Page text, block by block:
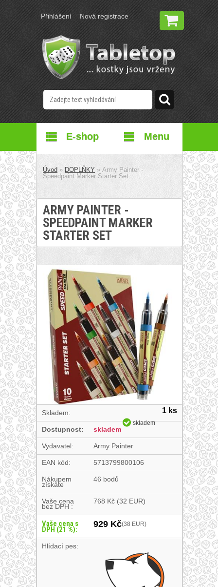
Přihlášení Nová registrace
E-shop Menu
Úvod » DOPLŇKY » Army Painter -
Speedpaint Marker Starter Set
ARMY PAINTER -
SPEEDPAINT MARKER
STARTER SET
skladem
Skladem: 1 ks
Dostupnost: skladem
Vydavatel: Army Painter
EAN kód: 5713799800106
Nákupem
získáte
46 bodů
Vaše cena
bez DPH :
768 Kč (32 EUR)
Vaše cena s
DPH (21 %):
929 Kč(38 EUR)
Hlídací pes: